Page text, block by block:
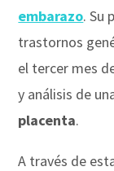
embarazo. Su
trastornos
el tercer mes
y análisis de
placenta.
A través de